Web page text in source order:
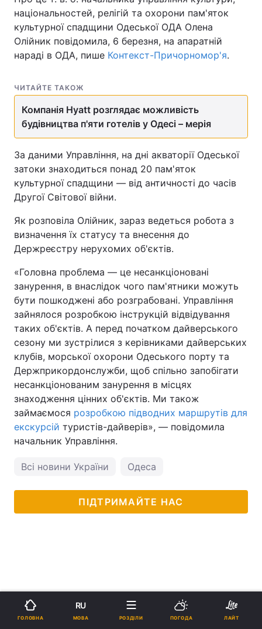
національностей, релігій та охорони пам'яток
культурної спадщини Одеської ОДА Олена
Олійник повідомила, 6 березня, на апаратній
нараді в ОДА, пише Контекст-Причорномор'я.
ЧИТАЙТЕ ТАКОЖ
Компанія Hyatt розглядає можливість
будівництва п'яти готелів у Одесі – мерія
За даними Управління, на дні акваторії Одеської
затоки знаходиться понад 20 пам'яток
культурної спадщини — від античності до часів
Другої Світової війни.
Як розповіла Олійник, зараз ведеться робота з
визначення їх статусу та внесення до
Держреєстру нерухомих об'єктів.
«Головна проблема — це несанкціоновані
занурення, в внаслідок чого пам'ятники можуть
бути пошкоджені або розграбовані. Управління
зайнялося розробкою інструкцій відвідування
таких об'єктів. А перед початком дайверського
сезону ми зустрілися з керівниками дайверських
клубів, морської охорони Одеського порту та
Держприкордонслужби, щоб спільно запобігати
несанкціонованим занурення в місцях
знаходження цінних об'єктів. Ми також
займаємося розробкою підводних маршрутів для
екскурсій туристів-дайверів», — повідомила
начальник Управління.
Всі новини України Одеса
ПІДТРИМАЙТЕ НАС
ГОЛОВНА
RU
МОВА РОЗДІЛИ ПОГОДА ЛАЙТ